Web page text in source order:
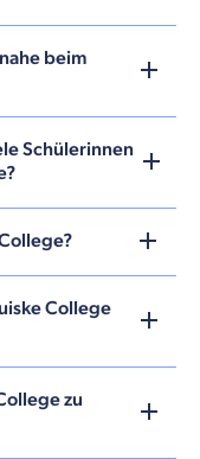
beim
Schülerinnen
College
zu